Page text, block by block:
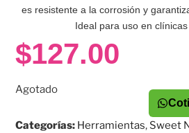
es resistente a la corrosión y
Ideal para uso en clínicas
$127.00
Agotado
Categorías: Herramientas, Sweet